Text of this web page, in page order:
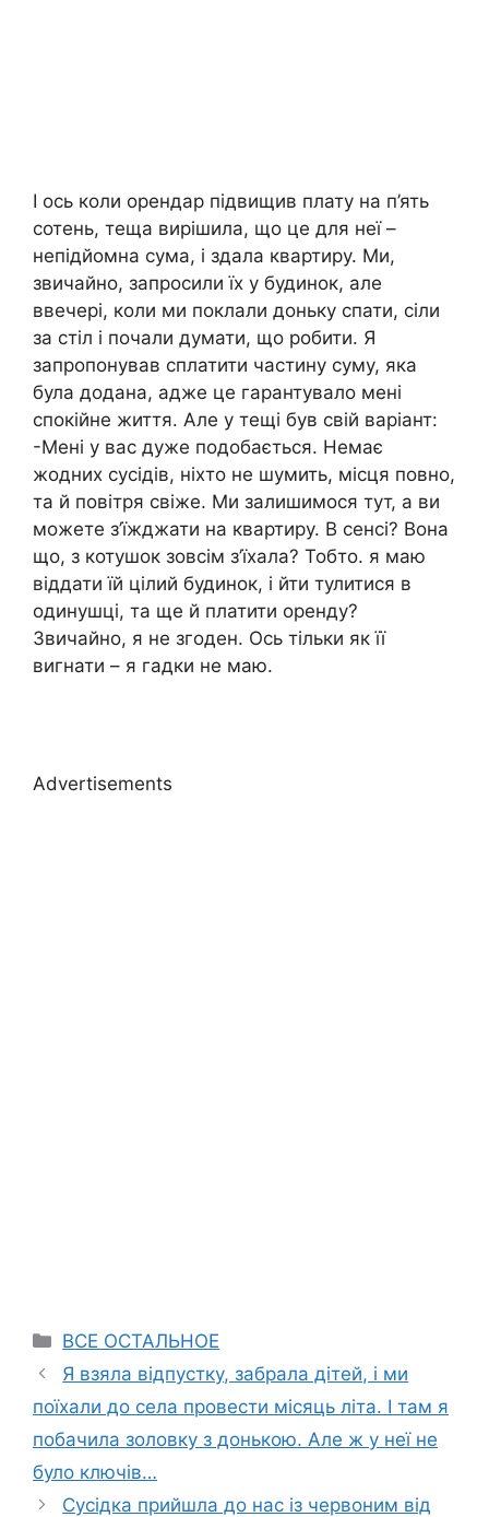
І ось коли орендар підвищив плату на п’ять
сотень, теща вирішила, що це для неї –
непідйомна сума, і здала квартиру. Ми,
звичайно, запросили їх у будинок, але
ввечері, коли ми поклали доньку спати, сіли
за стіл і почали думати, що робити. Я
запропонував сплатити частину суму, яка
була додана, адже це гарантувало мені
спокійне життя. Але у тещі був свій варіант:
-Мені у вас дуже подобається. Немає
жодних сусідів, ніхто не шумить, місця повно,
та й повітря свіже. Ми залишимося тут, а ви
можете з’їжджати на квартиру. В сенсі? Вона
що, з котушок зовсім з’їхала? Тобто. я маю
віддати їй цілий будинок, і йти тулитися в
одинушці, та ще й платити оренду?
Звичайно, я не згоден. Ось тільки як її
вигнати – я гадки не маю.
Advertisements
Categories
ВСЕ ОСТАЛЬНОЕ
Я взяла відпустку, забрала дітей, і ми
поїхали до села провести місяць літа. І там я
побачила золовку з донькою. Але ж у неї не
було ключів…
Сусідка прийшла до нас із червоним від